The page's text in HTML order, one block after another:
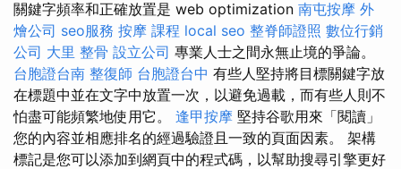
關鍵字頻率和正確放置是 web optimization 南屯按摩 外
燴公司 seo服務 按摩 課程 local seo 整脊師證照 數位行銷
公司 大里 整骨 設立公司 專業人士之間永無止境的爭論。
台胞證台南 整復師 台胞證台中 有些人堅持將目標關鍵字放
在標題中並在文字中放置一次，以避免過載，而有些人則不
怕盡可能頻繁地使用它。 逢甲按摩 堅持谷歌用來「閱讀」
您的內容並相應排名的經過驗證且一致的頁面因素。 架構
標記是您可以添加到網頁中的程式碼，以幫助搜尋引擎更好